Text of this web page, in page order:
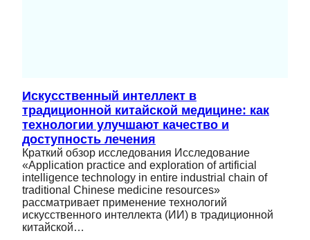
Искусственный интеллект в
традиционной китайской медицине: как
технологии улучшают качество и
доступность лечения
Краткий обзор исследования Исследование
«Application practice and exploration of artificial
intelligence technology in entire industrial chain of
traditional Chinese medicine resources»
рассматривает применение технологий
искусственного интеллекта (ИИ) в традиционной
китайской…